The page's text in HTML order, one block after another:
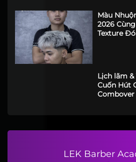
Màu
2026
Texture
Lịch lãm &
Cuốn Hút
Combover
LEK Barber